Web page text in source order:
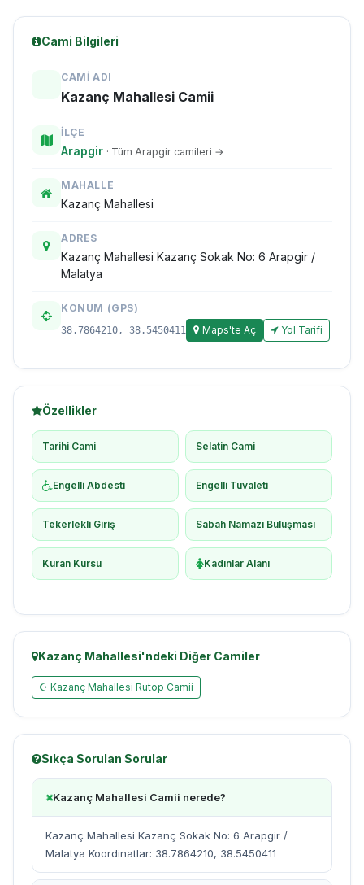
Cami Bilgileri
CAMI ADI
Kazanç Mahallesi Camii
İLÇE
Arapgir · Tüm Arapgir camileri →
MAHALLE
Kazanç Mahallesi
ADRES
Kazanç Mahallesi Kazanç Sokak No: 6 Arapgir /
Malatya
KONUM (GPS)
38.7864210, 38.5450411 Maps'te Aç Yol Tarifi
Özellikler
Tarihi Cami Selatin Cami
Engelli Abdesti Engelli Tuvaleti
Tekerlekli Giriş Sabah Namazı Buluşması
Kuran Kursu Kadınlar Alanı
Kazanç Mahallesi'ndeki Diğer Camiler
☪ Kazanç Mahallesi Rutop Camii
Sıkça Sorulan Sorular
Kazanç Mahallesi Camii nerede?
Kazanç Mahallesi Kazanç Sokak No: 6 Arapgir /
Malatya Koordinatlar: 38.7864210, 38.5450411